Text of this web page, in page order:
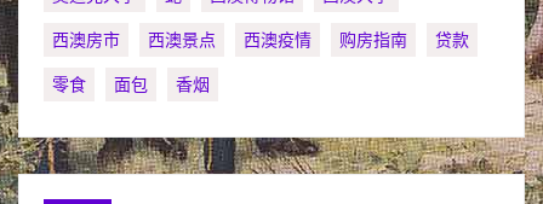
西澳房市
西澳景点 西澳疫情 购房指南
贷款
零食
面包 香烟